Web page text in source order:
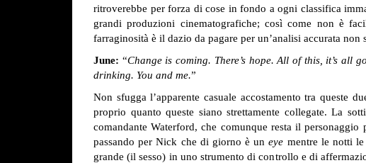
ritroverebbe per forza di cose in fondo a ogni classifica
grandi produzioni cinematografiche; così come non è
farraginosità è il dazio da pagare per un’analisi accurata
June: “Change is coming. There’s hope. All of this, it’s all
drinking. You and me.”
Non sfugga l’apparente casuale accostamento tra queste
proprio quanto queste siano strettamente collegate. La
comandante Waterford, che comunque resta il
passando per Nick che di giorno è uneye mentre le notti
grande (il sesso) in uno strumento di controllo e di